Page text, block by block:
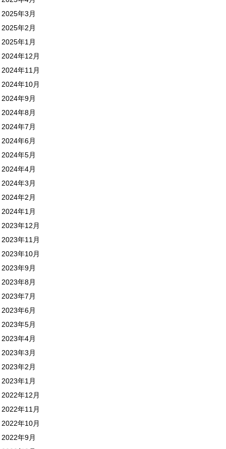
2025年3月
2025年2月
2025年1月
2024年12月
2024年11月
2024年10月
2024年9月
2024年8月
2024年7月
2024年6月
2024年5月
2024年4月
2024年3月
2024年2月
2024年1月
2023年12月
2023年11月
2023年10月
2023年9月
2023年8月
2023年7月
2023年6月
2023年5月
2023年4月
2023年3月
2023年2月
2023年1月
2022年12月
2022年11月
2022年10月
2022年9月